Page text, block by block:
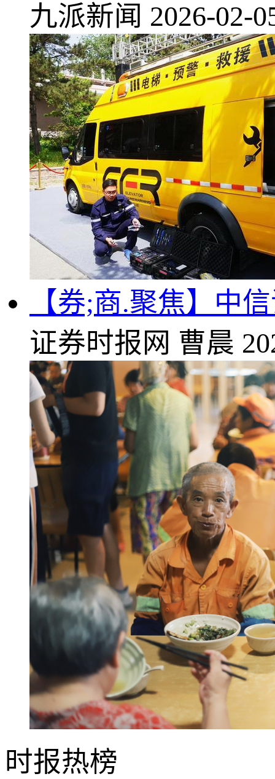
九派新闻 2026-02-
【券;商.聚焦】中
证券时报网 曹晨
时报热榜